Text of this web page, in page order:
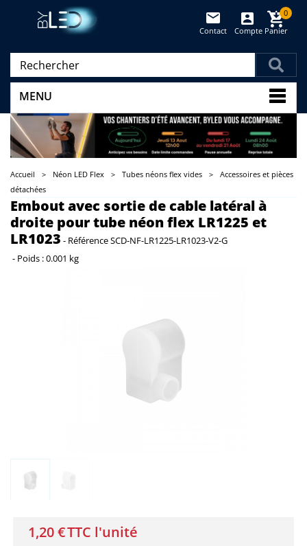
Panier
0
Compte
Contact
MENU
Accueil > Néon LED Flex > Tubes néons flex vides >
Accessoires et pièces
détachées
Embout avec sortie de cable latéral à
droite pour tube néon flex LR1225 et
LR1023 - RéférenceSCD-NF-LR1225-LR1023-V2-G
- Poids :0.001 kg
1,20 €TTC l'unité